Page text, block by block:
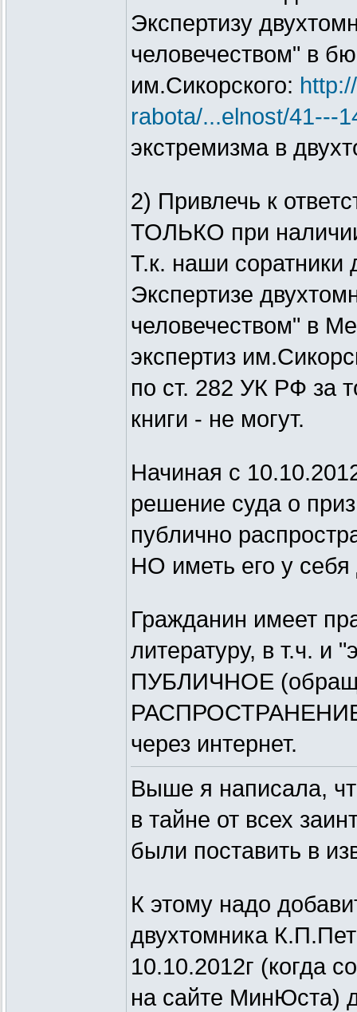
Экспертизу
человечеством" в
им.Сикорского:
rabota/...elnost/41---
экстремизма в
2) Привлечь к
ТОЛЬКО при
Т.к. наши соратники
Экспертизе
человечеством" в
экспертиз
по ст. 282 УК РФ за
книги - не могут.
Начиная с
решение суда о
публично
НО иметь его у
Гражданин имеет
литературу, в т.ч. и
ПУБЛИЧНОЕ
РАСПРОСТРАНЕНИЕ
через интернет.
Выше я написала,
в тайне от всех
были поставить в
К этому надо
двухтомника
10.10.2012г (когда
на сайте МинЮста)